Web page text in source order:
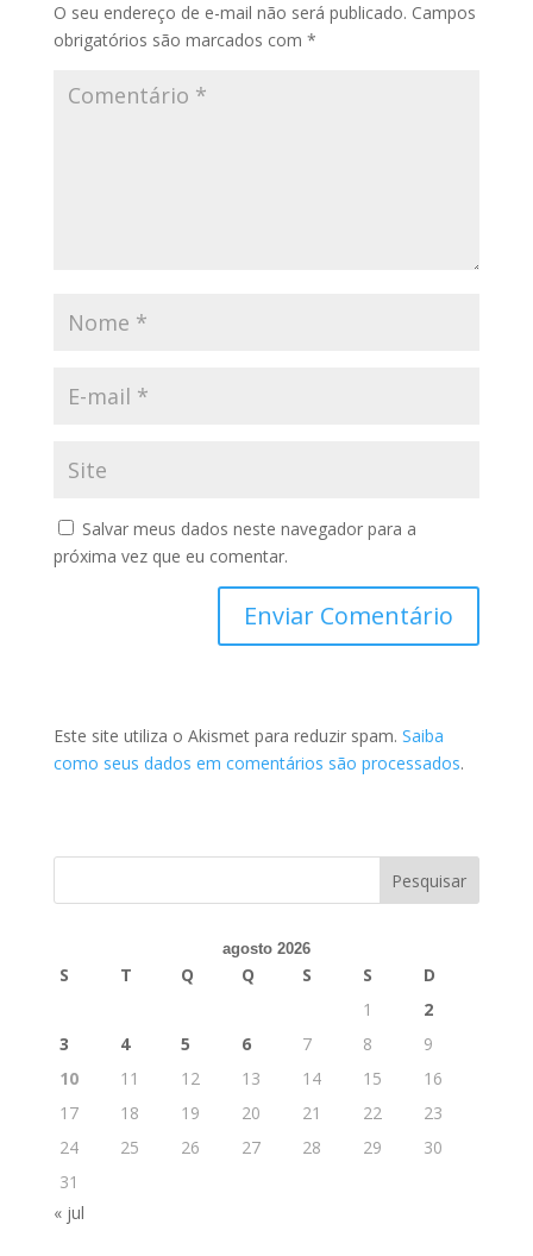
O seu endereço de e-mail não será publicado. Campos
obrigatórios são marcados com *
Salvar meus dados neste navegador para a
próxima vez que eu comentar.
Este site utiliza o Akismet para reduzir spam. Saiba
como seus dados em comentários são processados.
agosto 2026
S T Q Q S S
D
1
2
3
4 5 6 7 8
9
10
11 12 13 14 15
16
17
18 19 20 21 22
23
24
25 26 27 28 29
30
31
« jul